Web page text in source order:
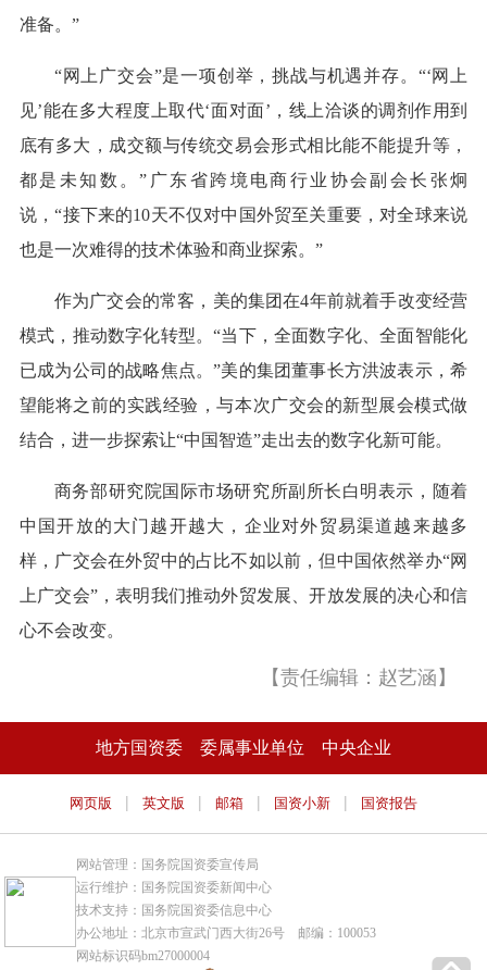
准备。”
“网上广交会”是一项创举，挑战与机遇并存。“‘网上
见’能在多大程度上取代‘面对面’，线上洽谈的调剂作用到
底有多大，成交额与传统交易会形式相比能不能提升等，
都是未知数。”广东省跨境电商行业协会副会长张炯
说，“接下来的10天不仅对中国外贸至关重要，对全球来说
也是一次难得的技术体验和商业探索。”
作为广交会的常客，美的集团在4年前就着手改变经营
模式，推动数字化转型。“当下，全面数字化、全面智能化
已成为公司的战略焦点。”美的集团董事长方洪波表示，希
望能将之前的实践经验，与本次广交会的新型展会模式做
结合，进一步探索让“中国智造”走出去的数字化新可能。
商务部研究院国际市场研究所副所长白明表示，随着
中国开放的大门越开越大，企业对外贸易渠道越来越多
样，广交会在外贸中的占比不如以前，但中国依然举办“网
上广交会”，表明我们推动外贸发展、开放发展的决心和信
心不会改变。
【责任编辑：赵艺涵】
地方国资委 委属事业单位 中央企业
网页版 | 英文版 | 邮箱 | 国资小新 | 国资报告
网站管理：国务院国资委宣传局
运行维护：国务院国资委新闻中心
技术支持：国务院国资委信息中心
办公地址：北京市宣武门西大街26号 邮编：100053
网站标识码bm27000004